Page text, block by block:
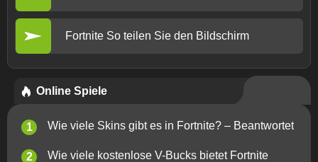
Fortnite So teilen Sie den Bildschirm
Online Spiele
Wie viele Skins gibt es in Fortnite? – Beantwortet
Wie viele kostenlose V-Bucks bietet Fortnite